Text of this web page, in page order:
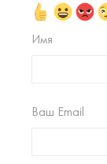
Имя
Ваш Email